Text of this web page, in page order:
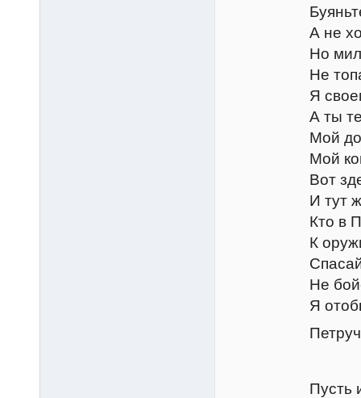
Буяньте и
А не хотите -
Но милая
Не топай,
Я своему
А ты теперь
Мой дом,
Мой конь,
Вот здесь
И тут же я
Кто в Падуе
К оружию!
Спасай
Не бойся,
Я отобью
Петруччо,
Пусть их